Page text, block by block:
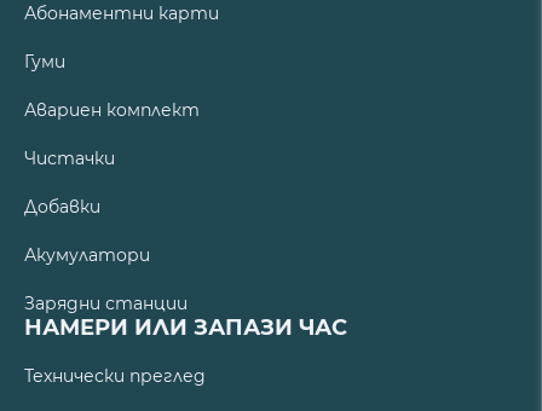
Абонаментни карти
Гуми
Авариен комплект
Чистачки
Добавки
Акумулатори
Зарядни станции
НАМЕРИ ИЛИ ЗАПАЗИ ЧАС
Технически преглед